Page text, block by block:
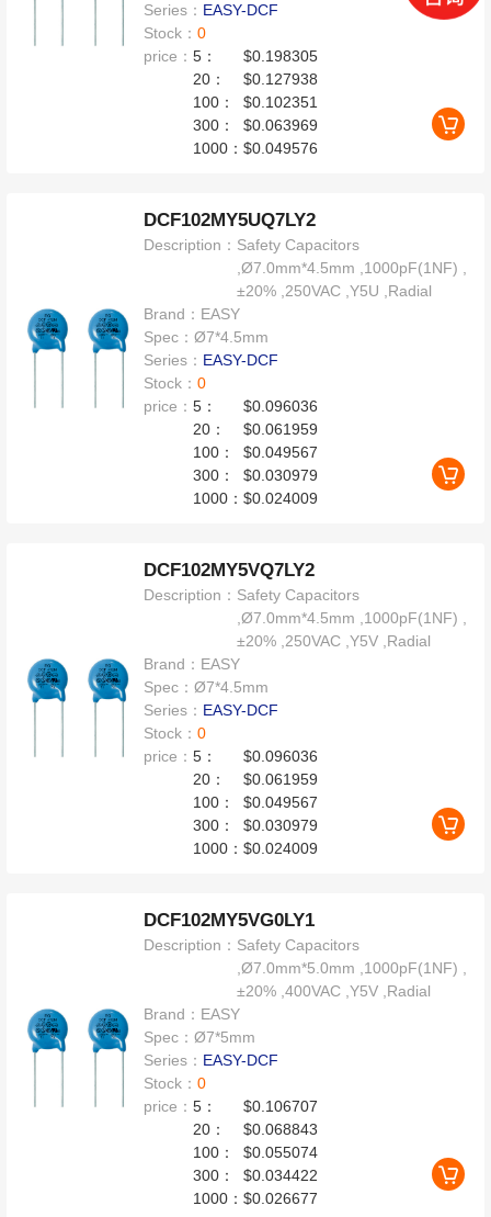
Series： EASY-DCF
Stock：0
price：5：
$0.198305
20：
$0.127938
100：
$0.102351
300：
$0.063969
1000：$0.049576
DCF102MY5UQ7LY2
Description： Safety Capacitors
,Ø7.0mm*4.5mm ,1000pF(1NF) ,
±20% ,250VAC ,Y5U ,Radial
Brand： EASY
Spec：Ø7*4.5mm
Series： EASY-DCF
Stock：0
price：5：
$0.096036
20：
$0.061959
100：
$0.049567
300：
$0.030979
1000：$0.024009
DCF102MY5VQ7LY2
Description： Safety Capacitors
,Ø7.0mm*4.5mm ,1000pF(1NF) ,
±20% ,250VAC ,Y5V ,Radial
Brand： EASY
Spec：Ø7*4.5mm
Series： EASY-DCF
Stock：0
price：5：
$0.096036
20：
$0.061959
100：
$0.049567
300：
$0.030979
1000：$0.024009
DCF102MY5VG0LY1
Description： Safety Capacitors
,Ø7.0mm*5.0mm ,1000pF(1NF) ,
±20% ,400VAC ,Y5V ,Radial
Brand： EASY
Spec：Ø7*5mm
Series： EASY-DCF
Stock：0
price：5：
$0.106707
20：
$0.068843
100：
$0.055074
300：
$0.034422
1000：$0.026677